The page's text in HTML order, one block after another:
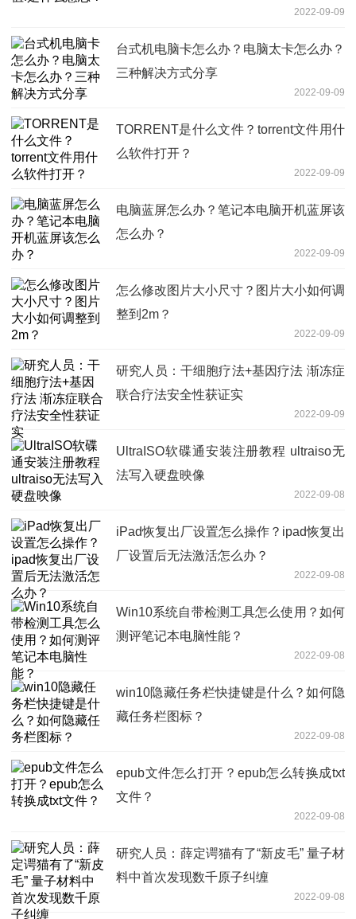
2022-09-09
台式机电脑卡怎么办？电脑太卡怎么办？
三种解决方式分享
2022-09-09
TORRENT是什么文件？torrent文件用什
么软件打开？
2022-09-09
电脑蓝屏怎么办？笔记本电脑开机蓝屏该
怎么办？
2022-09-09
怎么修改图片大小尺寸？图片大小如何调
整到2m？
2022-09-09
研究人员：干细胞疗法+基因疗法 渐冻症
联合疗法安全性获证实
2022-09-09
UltraISO软碟通安装注册教程 ultraiso无
法写入硬盘映像
2022-09-08
iPad恢复出厂设置怎么操作？ipad恢复出
厂设置后无法激活怎么办？
2022-09-08
Win10系统自带检测工具怎么使用？如何
测评笔记本电脑性能？
2022-09-08
win10隐藏任务栏快捷键是什么？如何隐
藏任务栏图标？
2022-09-08
epub文件怎么打开？epub怎么转换成txt
文件？
2022-09-08
研究人员：薛定谔猫有了“新皮毛” 量子材
料中首次发现数千原子纠缠
2022-09-08